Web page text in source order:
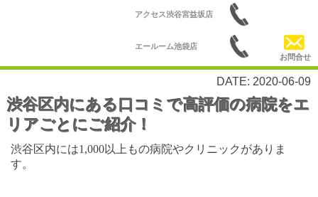
アクセス渋谷宮益坂店
エールーム池袋店
エールーム大宮店
エールーム北千住店
お問合せ
DATE: 2020-06-09
渋谷区内にある口コミで高評価の病院をエ
リアごとにご紹介！
渋谷区内には1,000以上もの病院やクリニックがありま
す。